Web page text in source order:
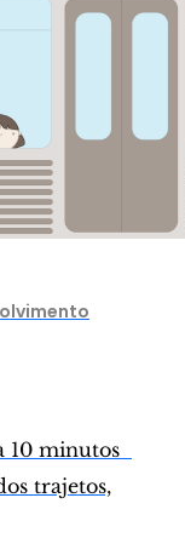
10 minutos
trajetos,